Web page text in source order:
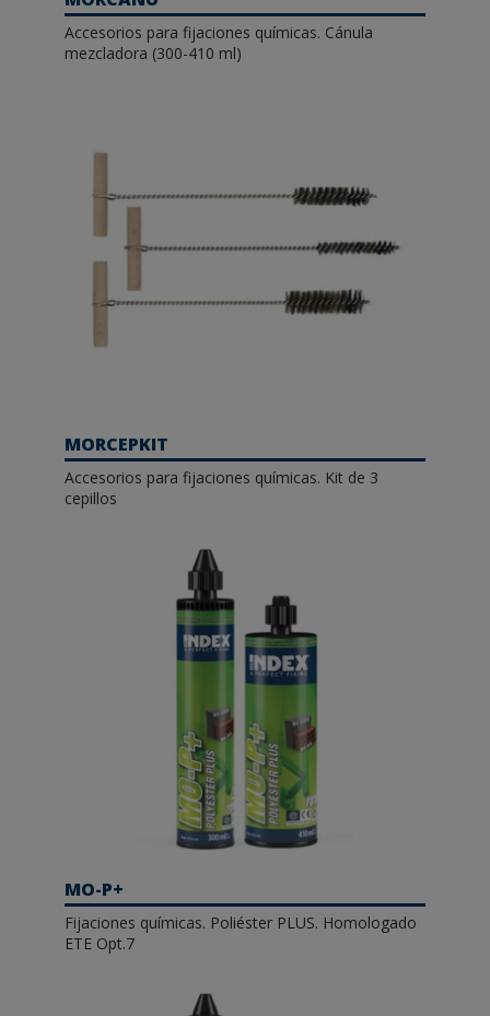
Accesorios para fijaciones químicas. Cánula
mezcladora (300-410 ml)
MORCEPKIT
Accesorios para fijaciones químicas. Kit de 3
cepillos
MO-P+
Fijaciones químicas. Poliéster PLUS. Homologado
ETE Opt.7